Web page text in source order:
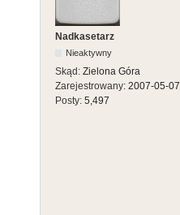
Nadkasetarz
Nieaktywny
Skąd: Zielona Góra
Zarejestrowany: 2007-05-07
Posty: 5,497